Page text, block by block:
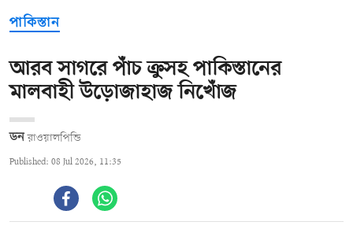
পাকিস্তান
আরব সাগরে পাঁচ ক্রুসহ পাকিস্তানের
মালবাহী উড়োজাহাজ নিখোঁজ
ডন রাওয়ালপিন্ডি
Published: 08 Jul 2026, 11:35